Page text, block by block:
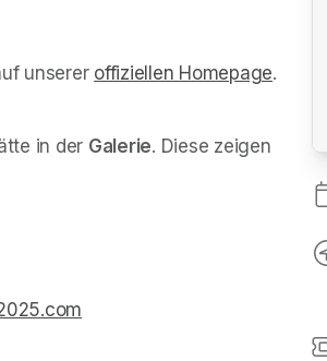
unserer offiziellen Homepage.
in der Galerie. Diese zeigen